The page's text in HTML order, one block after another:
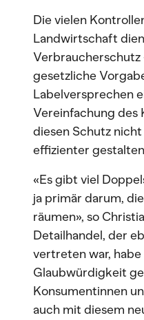
Die vielen
Landwirtschaft
Verbraucherschutz
gesetzliche
Labelversprechen
Vereinfachung des
diesen Schutz
effizienter
«Es gibt viel
ja primär darum,
räumen», so
Detailhandel, der
vertreten war,
Glaubwürdigkeit
Konsumentinnen
auch mit diesem